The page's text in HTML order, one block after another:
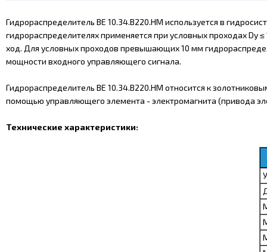
Гидрораспределитель ВЕ 10.34.В220.НМ используется в
гидрораспределителях применяется при условных проходах Dy
ход. Для условных проходов превышающих 10 мм
мощности входного управляющего сигнала.
Гидрораспределитель ВЕ 10.34.В220.НМ относится к
помощью управляющего элемента - электромагнита (привода
Технические характеристики: